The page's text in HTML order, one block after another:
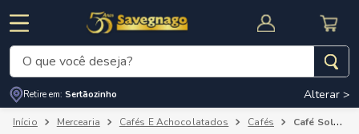
O que você deseja?
Retire em: Sertãozinho Alterar >
Mercearia Cafés E Achocolatados Cafés Café Solúvel Instantâneo Melitta 40g Sachê
Termos mais buscados